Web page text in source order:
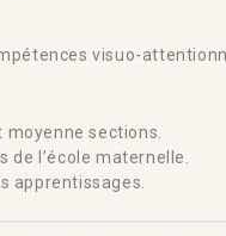
visuo-
sections.
l’école maternelle.
apprentissages.